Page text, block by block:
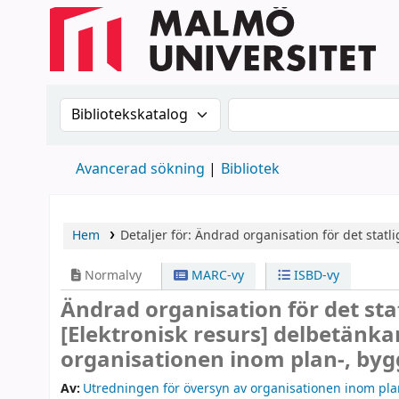
Sök i katalogen efter:Sök i katalogen
Avancerad sökning Bibliotek
Hem Detaljer för: Ändrad organisation för det
Normalvy MARC-vy ISBD-vy
Ändrad organisation för det
[Elektronisk resurs]
organisationen inom plan-,
Av: Utredningen för översyn av organisationen inom